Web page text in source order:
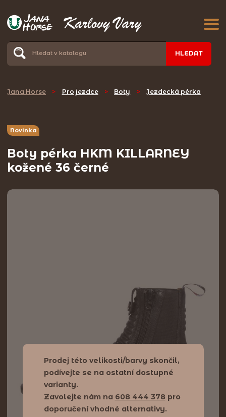
HLEDAT
Jana Horse > Pro jezdce > Boty > Jezdecká pérka
Novinka
Boty pérka HKM KILLARNEY
kožené 36 černé
Prodej této velikosti/barvy skončil,
podívejte se na ostatní dostupné
varianty.
Zavolejte nám na 608 444 378 pro
doporučení vhodné alternativy.